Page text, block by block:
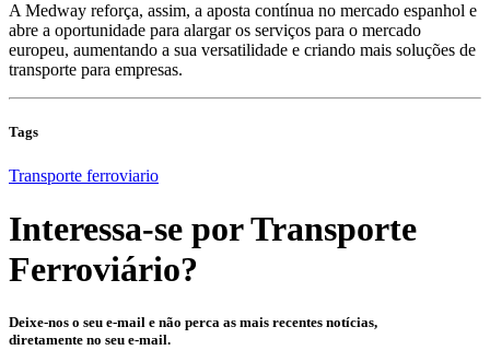
A Medway reforça, assim, a aposta contínua no mercado espanhol e
abre a oportunidade para alargar os serviços para o mercado
europeu, aumentando a sua versatilidade e criando mais soluções de
transporte para empresas.
Tags
Transporte ferroviario
Interessa-se porTransporte
Ferroviário?
Deixe-nos o seu e-mail e não perca as mais recentes notícias,
diretamente no seu e-mail.